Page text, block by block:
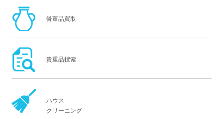
骨董品買取
貴重品捜索
ハウス
クリーニング